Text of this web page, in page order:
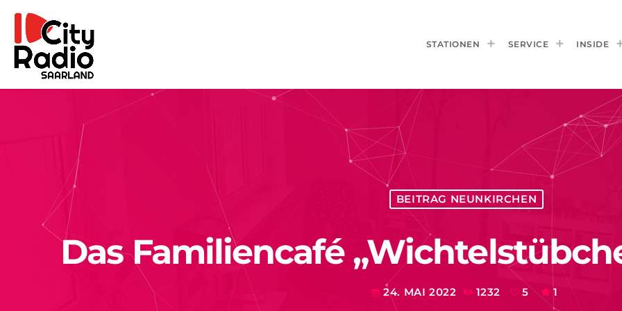
STATIONEN SERVICE INSIDE
BEITRAG NEUNKIRCHEN
Das Familiencafé
today 24. MAI 2022 1232 5 1